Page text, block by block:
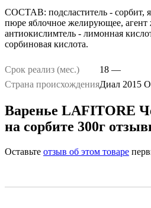
СОСТАВ: подсластитель - сорбит,
пюре яблочное желирующее,
антиокислимтель - лимонная
сорбиновая кислота.
Срок реализ (мес.)
18 —
Страна происхожденияДиал 2015
Варенье LAFITORE
на сорбите 300г
Оставьте отзыв об этом товаре